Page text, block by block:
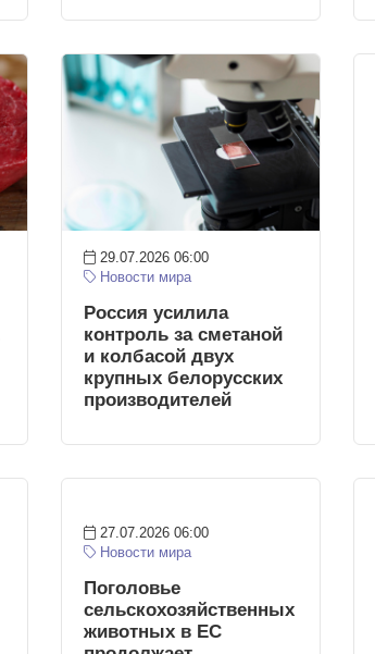
29.07.2026 06:00
Новости мира
Россия усилила
контроль за сметаной
и колбасой двух
крупных белорусских
производителей
27.07.2026 06:00
Новости мира
Поголовье
сельскохозяйственных
животных в ЕС